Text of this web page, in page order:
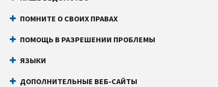
ПОМНИТЕ О СВОИХ ПРАВАХ
ПОМОЩЬ В РАЗРЕШЕНИИ ПРОБЛЕМЫ
ЯЗЫКИ
ДОПОЛНИТЕЛЬНЫЕ ВЕБ-САЙТЫ